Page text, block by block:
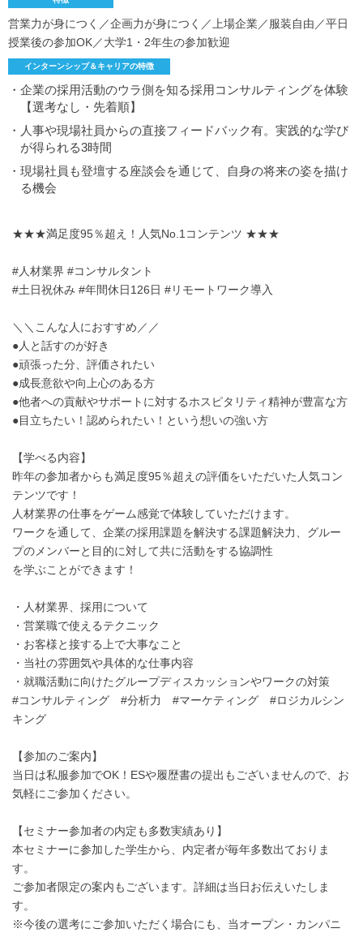
営業力が身につく／企画力が身につく／上場企業／服装自由／平日
授業後の参加OK／大学1・2年生の参加歓迎
インターンシップ＆キャリアの特徴
・企業の採用活動のウラ側を知る採用コンサルティングを体験
【選考なし・先着順】
・人事や現場社員からの直接フィードバック有。実践的な学び
が得られる3時間
・現場社員も登壇する座談会を通じて、自身の将来の姿を描け
る機会
★★★満足度95％超え！人気No.1コンテンツ ★★★
#人材業界 #コンサルタント
#土日祝休み #年間休日126日 #リモートワーク導入
＼＼こんな人におすすめ／／
●人と話すのが好き
●頑張った分、評価されたい
●成長意欲や向上心のある方
●他者への貢献やサポートに対するホスピタリティ精神が豊富な方
●目立ちたい！認められたい！という想いの強い方
【学べる内容】
昨年の参加者からも満足度95％超えの評価をいただいた人気コン
テンツです！
人材業界の仕事をゲーム感覚で体験していただけます。
ワークを通して、企業の採用課題を解決する課題解決力、グルー
プのメンバーと目的に対して共に活動をする協調性
を学ぶことができます！
・人材業界、採用について
・営業職で使えるテクニック
・お客様と接する上で大事なこと
・当社の雰囲気や具体的な仕事内容
・就職活動に向けたグループディスカッションやワークの対策
#コンサルティング #分析力 #マーケティング #ロジカルシン
キング
【参加のご案内】
当日は私服参加でOK！ESや履歴書の提出もございませんので、お
気軽にご参加ください。
【セミナー参加者の内定も多数実績あり】
本セミナーに参加した学生から、内定者が毎年多数出ておりま
す。
ご参加者限定の案内もございます。詳細は当日お伝えいたしま
す。
※今後の選考にご参加いただく場合にも、当オープン・カンパニ